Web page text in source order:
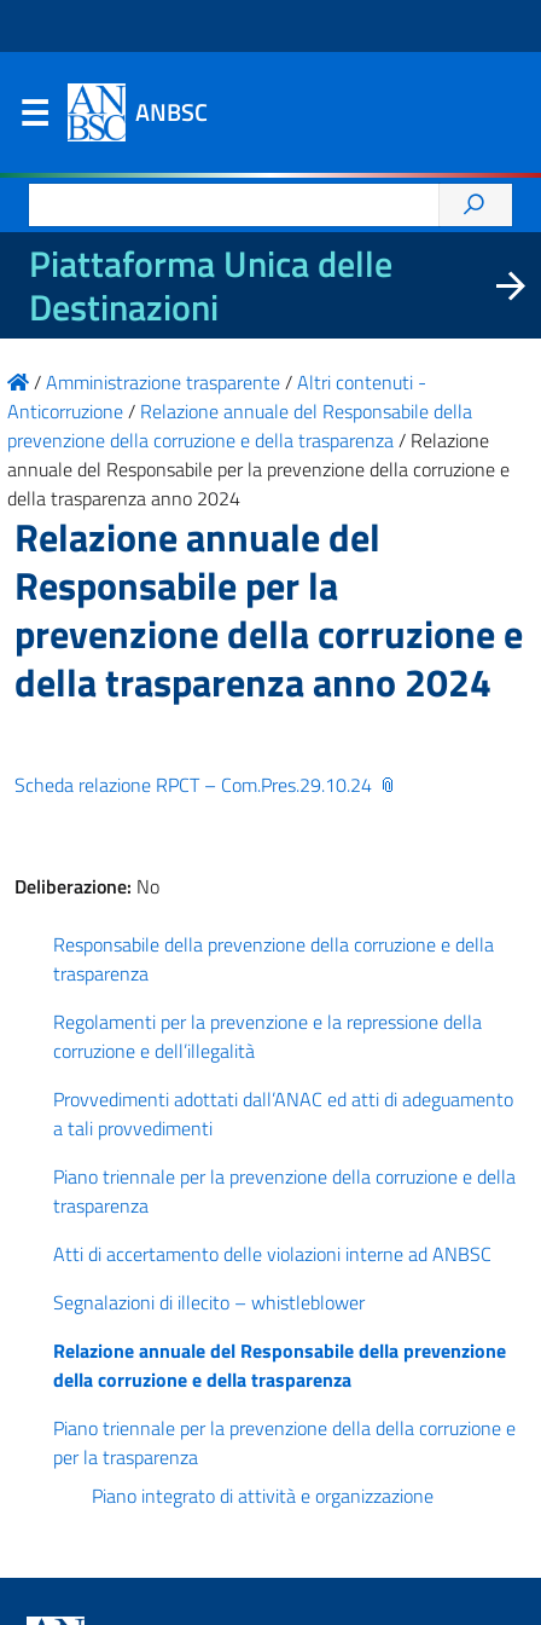
ANBSC
per:
Piattaforma Unica delle
Destinazioni
/Amministrazione trasparente/Altri contenuti -
Anticorruzione/ Relazione annuale del Responsabile della
prevenzione della corruzione e della trasparenza/ Relazione
annuale del Responsabile per la prevenzione della corruzione e
della trasparenza anno 2024
Relazione annuale del
Responsabile per la
prevenzione della corruzione e
della trasparenza anno 2024
Scheda relazione RPCT – Com.Pres.29.10.24
Deliberazione: No
Responsabile della prevenzione della corruzione e della
trasparenza
Regolamenti per la prevenzione e la repressione della
corruzione e dell’illegalità
Provvedimenti adottati dall’ANAC ed atti di adeguamento
a tali provvedimenti
Piano triennale per la prevenzione della corruzione e della
trasparenza
Atti di accertamento delle violazioni interne ad ANBSC
Segnalazioni di illecito – whistleblower
Relazione annuale del Responsabile della prevenzione
della corruzione e della trasparenza
Piano triennale per la prevenzione della della corruzione e
per la trasparenza
Piano integrato di attività e organizzazione